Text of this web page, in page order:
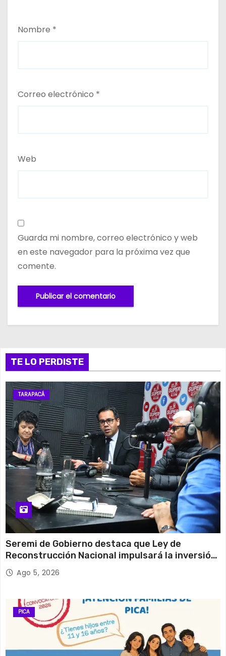
Nombre *
Correo electrónico *
Web
Guarda mi nombre, correo electrónico y web
en este navegador para la próxima vez que
comente.
TE LO PERDISTE
TARAPACÁ
Seremi de Gobierno destaca que Ley de
Reconstrucción Nacional impulsará la inversión
y el empleo en Tarapacá
Ago 5, 2026
PICA